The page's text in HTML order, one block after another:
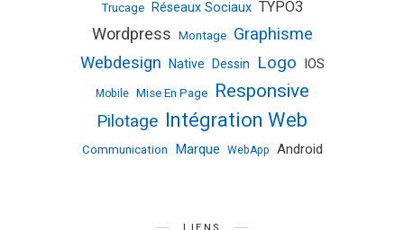
Trucage Réseaux Sociaux TYPO3
Wordpress Montage Graphisme
Webdesign Native Dessin Logo IOS
Mobile Mise En Page Responsive
Pilotage Intégration Web
Communication Marque WebApp Android